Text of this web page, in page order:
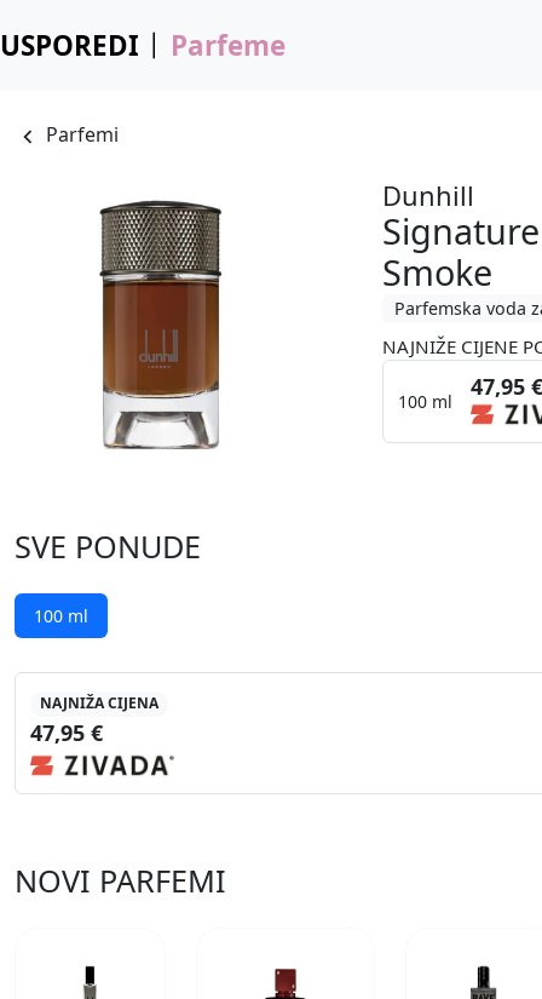
USPOREDI Parfeme
Parfemi
Dunhill
Smoke
Parfemska voda
NAJNIŽE CIJENE
100 ml
47,95
SVE PONUDE
100 ml
NAJNIŽA CIJENA
47,95 €
NOVI PARFEMI